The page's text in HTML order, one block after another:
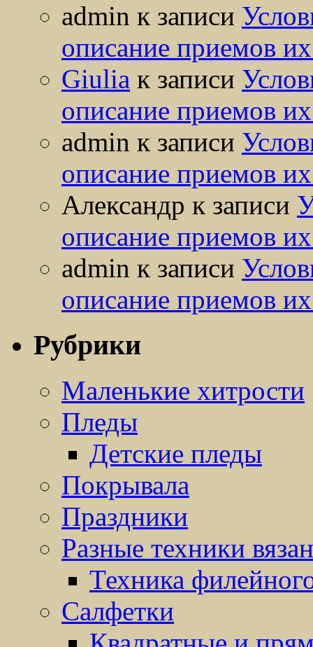
admin к записи
описание приемов
Giulia к записи
описание приемов
admin к записи
описание приемов
Александр к записи
описание приемов
admin к записи
описание приемов
Рубрики
Маленькие хитрости
Пледы
Детские пледы
Покрывала
Праздники
Разные техники
Техника
Салфетки